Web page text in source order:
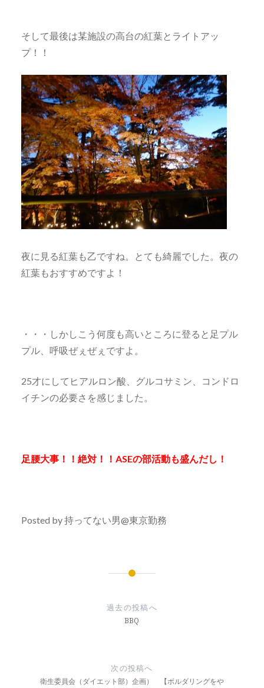
そして最後は某施設の高台の紅葉とライトアッ
プ！！
夜に見る紅葉も乙ですね。とても綺麗でした。夜の
紅葉もおすすめですよ！
・・・しかしこう何度も高いところに登ると足プル
プル、呼吸ぜぇぜぇですよ。
25才にしてヒアルロン酸、グルコサミン、コンドロ
イチンの必要さを感じました。
足腰大事！！絶対！！ASEの部活動も盛んだし！
Posted by 持ってない男@東京勤務
過去の投稿へ
BBQ
次の投稿へ
衛生委員会（ダイエット部）企画） 【ボルダリングをや